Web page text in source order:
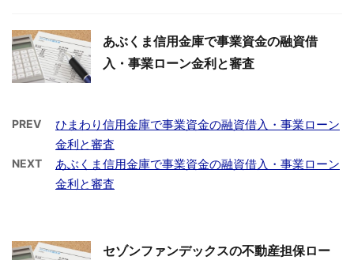
あぶくま信用金庫で事業資金の融資借
入・事業ローン金利と審査
PREV
ひまわり信用金庫で事業資金の融資借入・事業ローン
金利と審査
NEXT
あぶくま信用金庫で事業資金の融資借入・事業ローン
金利と審査
セゾンファンデックスの不動産担保ロー